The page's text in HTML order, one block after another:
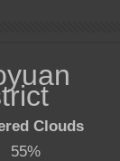
Clouds
55%